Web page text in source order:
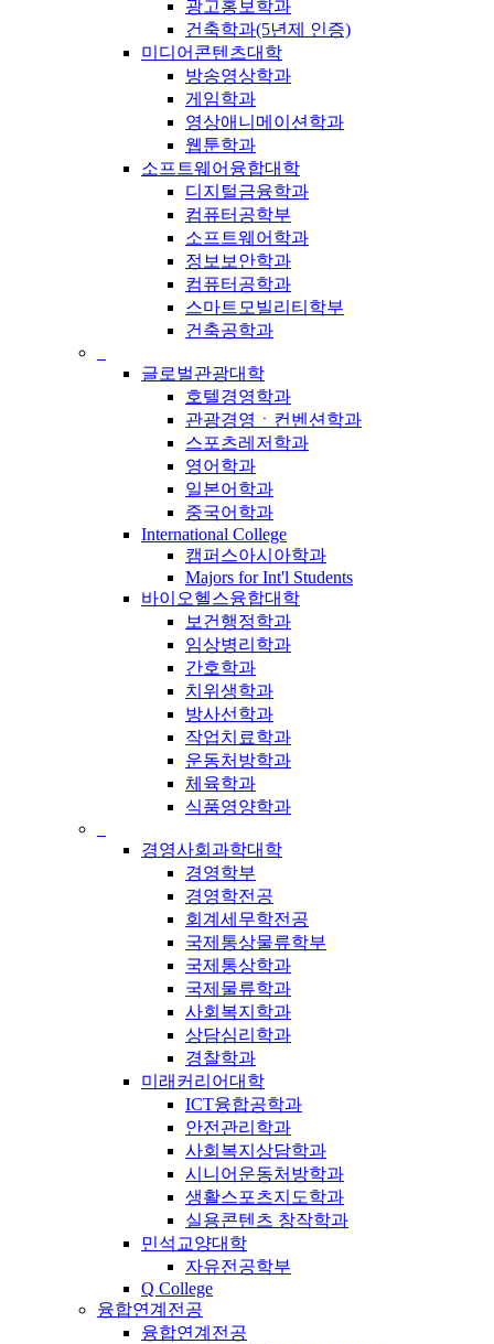
광고홍보학과
건축학과(5년제 인증)
미디어콘텐츠대학
방송영상학과
게임학과
영상애니메이션학과
웹툰학과
소프트웨어융합대학
디지털금융학과
컴퓨터공학부
소프트웨어학과
정보보안학과
컴퓨터공학과
스마트모빌리티학부
건축공학과
글로벌관광대학
호텔경영학과
관광경영ㆍ컨벤션학과
스포츠레저학과
영어학과
일본어학과
중국어학과
International College
캠퍼스아시아학과
Majors for Int'l Students
바이오헬스융합대학
보건행정학과
임상병리학과
간호학과
치위생학과
방사선학과
작업치료학과
운동처방학과
체육학과
식품영양학과
경영사회과학대학
경영학부
경영학전공
회계세무학전공
국제통상물류학부
국제통상학과
국제물류학과
사회복지학과
상담심리학과
경찰학과
미래커리어대학
ICT융합공학과
안전관리학과
사회복지상담학과
시니어운동처방학과
생활스포츠지도학과
실용콘텐츠 창작학과
민석교양대학
자유전공학부
Q College
융합연계전공
융합연계전공